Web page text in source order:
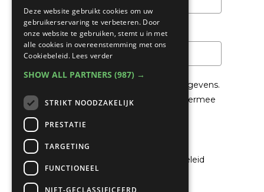
Email*
We gaan voorzichtig om met je gegevens.
Lees in hetPrivacybeleid
hoe we hiermee
Ik ga akkoord met het privacybeleid
Deze website gebruikt cookies om uw
gebruikerservaring te verbeteren. Door
onze website te gebruiken, stemt u in met
alle cookies in overeenstemming met ons
Cookiebeleid. Lees verder
SHOW ALL PARTNERS (987) →
STRIKT NOODZAKELIJK
PRESTATIE
TARGETING
FUNCTIONEEL
NIET-GECLASSIFICEERD